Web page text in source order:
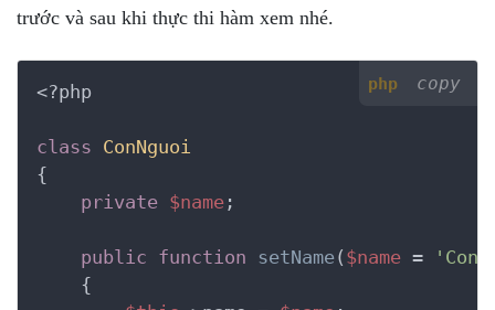
trước và sau khi thực thi hàm xem nhé.
php copy
<?php
class ConNguoi
{
private $name;
public function setName( $name =
'Con
    {